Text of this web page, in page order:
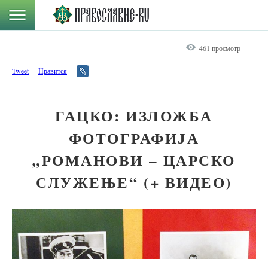
461 просмотр
Tweet Нравится
ГАЦКО: ИЗЛОЖБА
ФОТОГРАФИЈА
„РОМАНОВИ – ЦАРСКО
СЛУЖЕЊЕ“ (+ ВИДЕО)